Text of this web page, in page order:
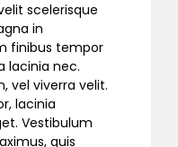
scelerisque
in
finibus tempor
lacinia nec.
vel viverra velit.
lacinia
Vestibulum
quis